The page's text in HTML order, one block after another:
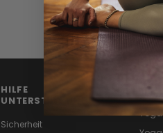
HILFE
UNTERSTÜTZUNG
Sicherheit